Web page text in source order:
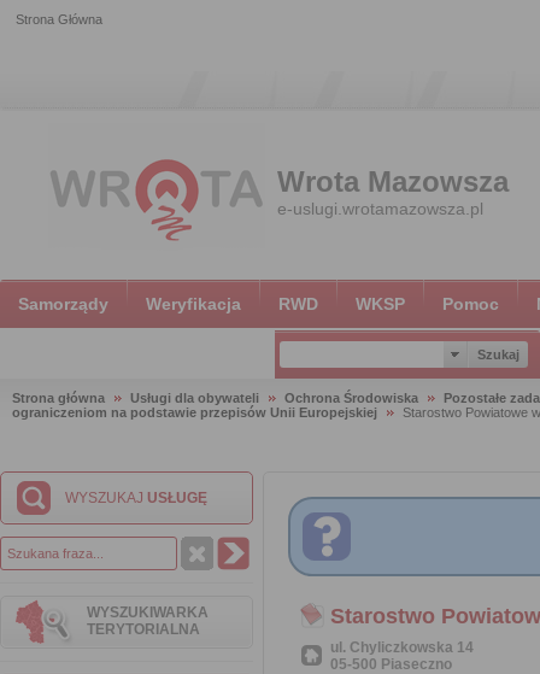
Strona Główna
Wrota Mazowsza
e-uslugi.wrotamazowsza.pl
Samorządy Weryfikacja RWD WKSP Pomoc
Strona główna Usługi dla obywateli Ochrona Środowiska
Pozostałe
ograniczeniom na podstawie przepisów Unii Europejskiej
Starostwo Powiatowe
WYSZUKAJ USŁUGĘ
WYSZUKIWARKA
TERYTORIALNA
Starostwo
ul. Chyliczkowska 14
05-500 Piaseczno